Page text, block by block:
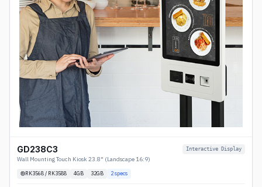
GD238C3 Interactive Display
Wall Mounting Touch Kiosk 23.8" (Landscape 16:9)
RK3568 / RK3588 4GB 32GB 2specs